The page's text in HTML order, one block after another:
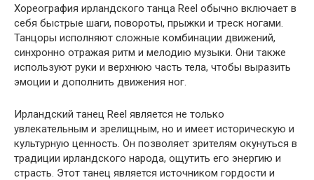
Хореография ирландского танца Reel обычно включает в
себя быстрые шаги, повороты, прыжки и треск ногами.
Танцоры исполняют сложные комбинации движений,
синхронно отражая ритм и мелодию музыки. Они также
используют руки и верхнюю часть тела, чтобы выразить
эмоции и дополнить движения ног.
Ирландский танец Reel является не только
увлекательным и зрелищным, но и имеет историческую и
культурную ценность. Он позволяет зрителям окунуться в
традиции ирландского народа, ощутить его энергию и
страсть. Этот танец является источником гордости и